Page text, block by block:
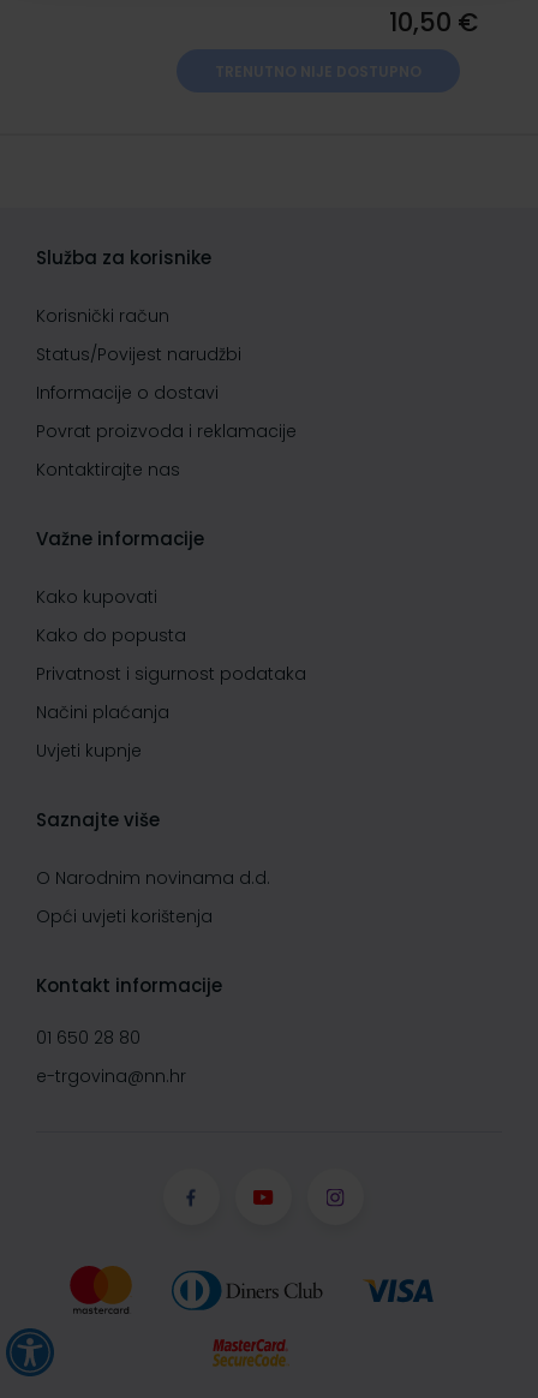
10,50 €
Služba za korisnike
Korisnički račun
Status/Povijest narudžbi
Informacije o dostavi
Povrat proizvoda i reklamacije
Kontaktirajte nas
Važne informacije
Kako kupovati
Kako do popusta
Privatnost i sigurnost podataka
Načini plaćanja
Uvjeti kupnje
Saznajte više
O Narodnim novinama d.d.
Opći uvjeti korištenja
Kontakt informacije
01 650 28 80
e-trgovina@nn.hr